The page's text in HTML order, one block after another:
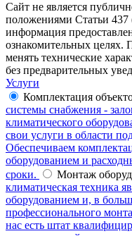
Сайт не является
положениями Статьи 437
информация
ознакомительных целях.
менять технические
без предварительных
Услуги
Комплектация
системы снабжения -
климатического
свои услуги в области
Обеспечиваем
оборудованием и
сроки.
Монтаж
климатическая техника
оборудованием и, в
профессионального
нас есть штат